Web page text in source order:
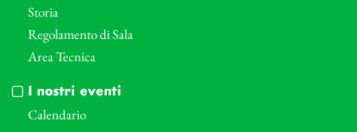
Storia
Regolamento di Sala
Area Tecnica
I nostri eventi
Calendario